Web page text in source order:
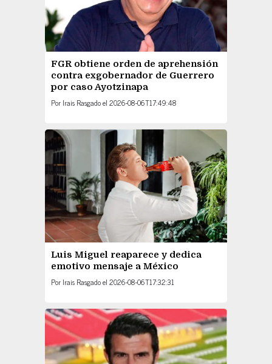
FGR obtiene orden de aprehensión
contra exgobernador de Guerrero
por caso Ayotzinapa
Por Irais Rasgadoel 2026-08-06T17:49:48
Luis Miguel reaparece y dedica
emotivo mensaje a México
Por Irais Rasgadoel 2026-08-06T17:32:31